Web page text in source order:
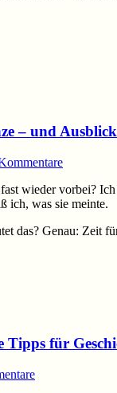
– und
wieder vorbei?
ich, was sie meinte.
das? Genau: Zeit
für